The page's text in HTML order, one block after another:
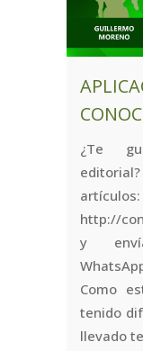
¿Te
artículos:
http://
y
Como
tenido
llevado